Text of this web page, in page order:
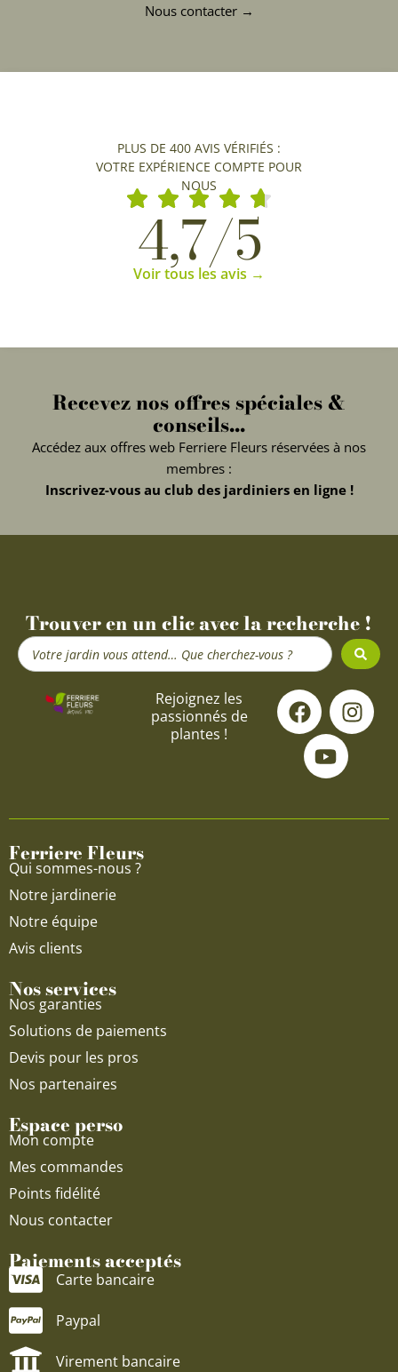
Nous contacter →
PLUS DE 400 AVIS VÉRIFIÉS :
VOTRE EXPÉRIENCE COMPTE POUR
NOUS
4,7/5
Voir tous les avis →
Recevez nos offres spéciales &
conseils...
Accédez aux offres web Ferriere Fleurs réservées à nos
membres :
Inscrivez-vous au club des jardiniers en ligne !
Trouver en un clic avec la recherche !
Search
...
Rejoignez les
passionnés de
plantes !
F
a
c
e
o
I
n
s
g
Y
o
u
t
u
b
Ferriere Fleurs
Qui sommes-nous ?
Notre jardinerie
Notre équipe
Avis clients
Nos services
Nos garanties
Solutions de paiements
Devis pour les pros
Nos partenaires
Espace perso
Mon compte
Mes commandes
Points fidélité
Nous contacter
Paiements acceptés
Carte bancaire
Paypal
Virement bancaire